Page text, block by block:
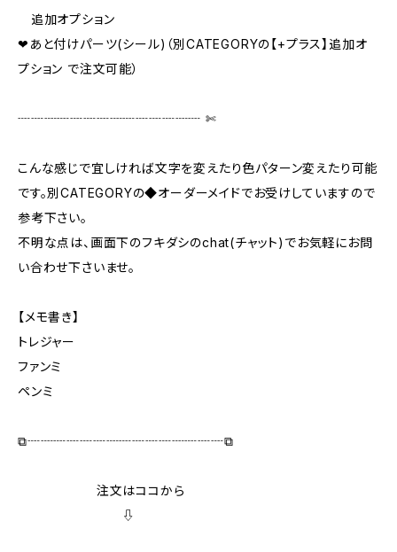
追加オプション
❤あと付けパーツ(シール)（別CATEGORYの【+プラス】追加オ
プション で注文可能）
┈┈┈┈┈┈┈┈┈┈┈┈┈┈ ✄‬‬
こんな感じで宜しければ文字を変えたり色パターン変えたり可能
です。別CATEGORYの◆オーダーメイドでお受けしていますので
参考下さい。
不明な点は、画面下のフキダシのchat(チャット)でお気軽にお問
い合わせ下さいませ。
【メモ書き】
トレジャー
ファンミ
ペンミ
⧉┈┈┈┈┈┈┈┈┈┈┈┈┈┈┈⧉
注文はココから
⇩